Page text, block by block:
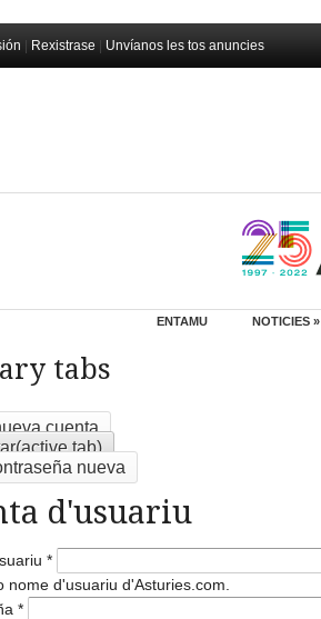
Rexistrase Unvíanos les tos anuncies
ENTAMU NOTICIES »
tabs
cuenta
(active tab)
nueva
d'usuariu
*
nome d'usuariu d'Asturies.com.
*